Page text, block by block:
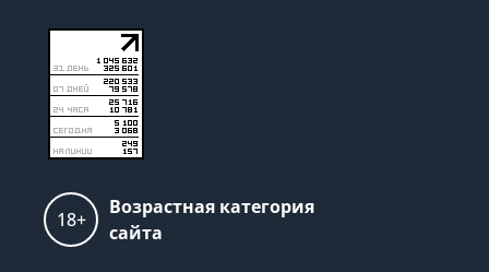
18+
Возрастная категория
сайта